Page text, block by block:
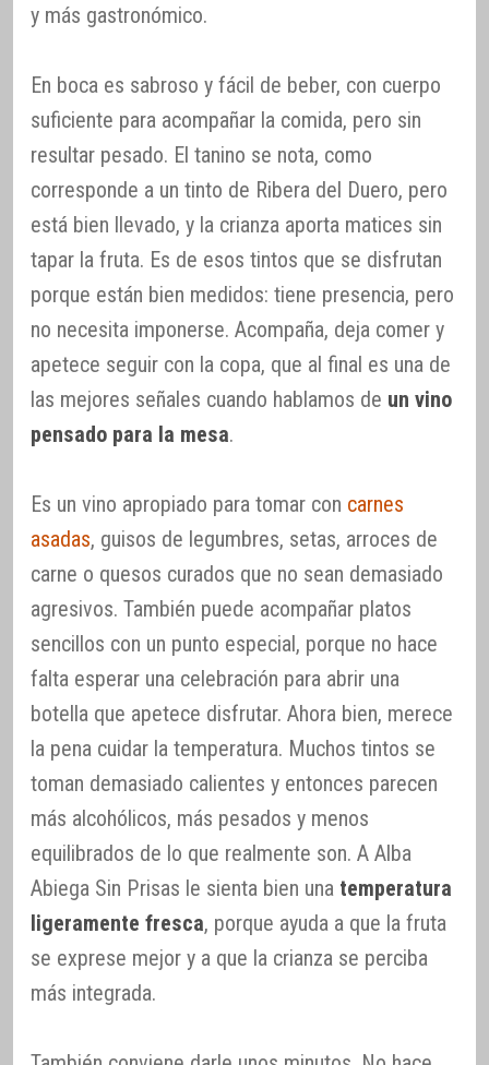
y más gastronómico.
En boca es sabroso y fácil de beber, con cuerpo
suficiente para acompañar la comida, pero sin
resultar pesado. El tanino se nota, como
corresponde a un tinto de Ribera del Duero, pero
está bien llevado, y la crianza aporta matices sin
tapar la fruta. Es de esos tintos que se disfrutan
porque están bien medidos: tiene presencia, pero
no necesita imponerse. Acompaña, deja comer y
apetece seguir con la copa, que al final es una de
las mejores señales cuando hablamos de un vino
pensado para la mesa.
Es un vino apropiado para tomar con carnes
asadas, guisos de legumbres, setas, arroces de
carne o quesos curados que no sean demasiado
agresivos. También puede acompañar platos
sencillos con un punto especial, porque no hace
falta esperar una celebración para abrir una
botella que apetece disfrutar. Ahora bien, merece
la pena cuidar la temperatura. Muchos tintos se
toman demasiado calientes y entonces parecen
más alcohólicos, más pesados y menos
equilibrados de lo que realmente son. A Alba
Abiega Sin Prisas le sienta bien una temperatura
ligeramente fresca, porque ayuda a que la fruta
se exprese mejor y a que la crianza se perciba
más integrada.